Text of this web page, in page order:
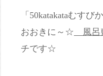
「50katakataむす
おおきに～☆ 風呂
チです☆